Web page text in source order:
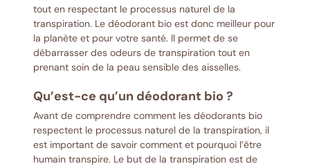
tout en respectant le processus naturel de la
transpiration. Le déodorant bio est donc meilleur pour
la planète et pour votre santé. Il permet de se
débarrasser des odeurs de transpiration tout en
prenant soin de la peau sensible des aisselles.
Qu’est-ce qu’un déodorant bio ?
Avant de comprendre comment les déodorants bio
respectent le processus naturel de la transpiration, il
est important de savoir comment et pourquoi l’être
humain transpire. Le but de la transpiration est de